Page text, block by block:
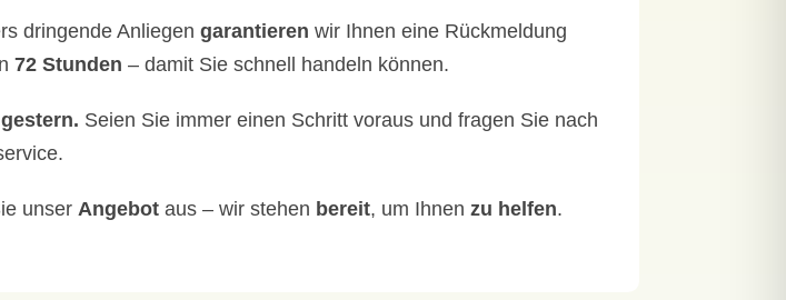
dringende Anliegen garantieren wir Ihnen eine Rückmeldung
72 Stunden – damit Sie schnell handeln können.
Seien Sie immer einen Schritt voraus und fragen Sie nach
unser Angebotaus – wir stehen bereit, um Ihnen zu helfen.